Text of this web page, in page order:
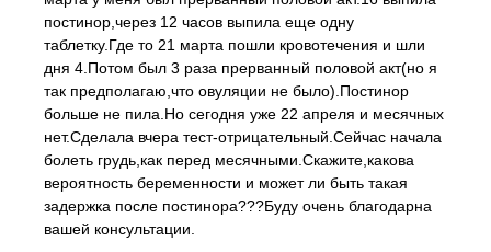
постинор,через 12 часов выпила еще одну
таблетку.Где то 21 марта пошли кровотечения и шли
дня 4.Потом был 3 раза прерванный половой акт(но я
так предполагаю,что овуляции не было).Постинор
больше не пила.Но сегодня уже 22 апреля и месячных
нет.Сделала вчера тест-отрицательный.Сейчас начала
болеть грудь,как перед месячными.Скажите,какова
вероятность беременности и может ли быть такая
задержка после постинора???Буду очень благодарна
вашей консультации.